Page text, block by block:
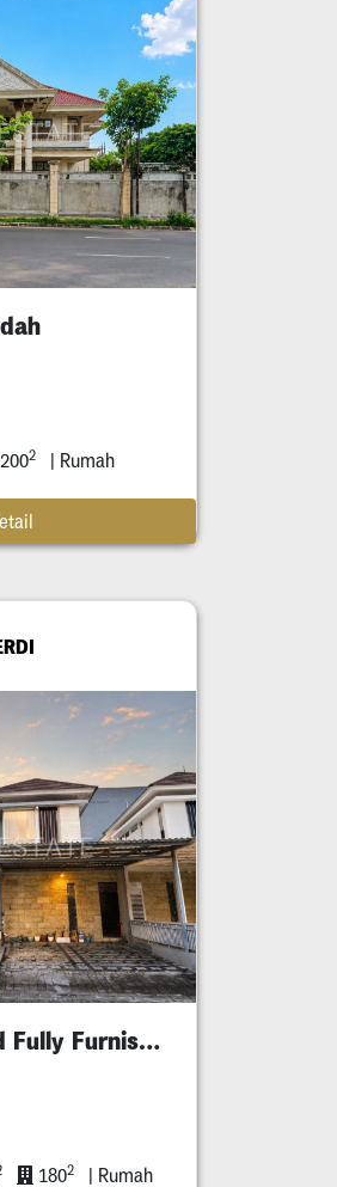
2 | Rumah
Greenhill Citraland Fully Furnished
1802 | Rumah